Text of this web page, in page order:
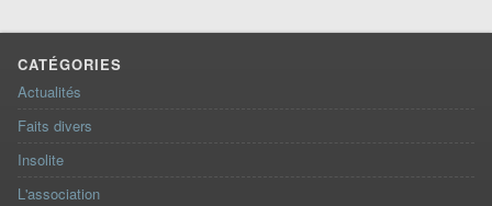
CATÉGORIES
Actualités
Faits divers
Insolite
L'association